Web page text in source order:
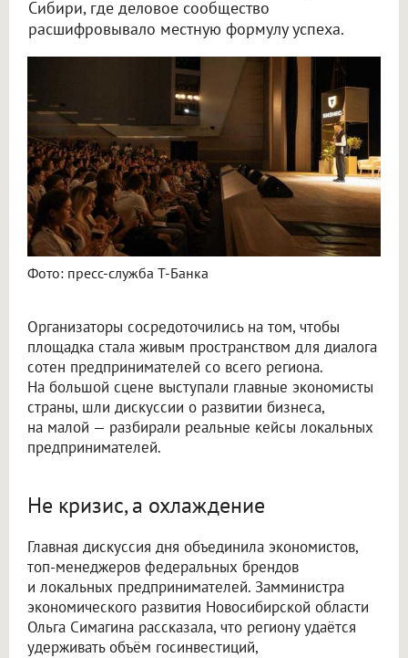
Сибири, где деловое сообщество
расшифровывало местную формулу успеха.
Фото: пресс-служба Т-Банка
Организаторы сосредоточились на том, чтобы
площадка стала живым пространством для диалога
сотен предпринимателей со всего региона.
На большой сцене выступали главные экономисты
страны, шли дискуссии о развитии бизнеса,
на малой — разбирали реальные кейсы локальных
предпринимателей.
Не кризис, а охлаждение
Главная дискуссия дня объединила экономистов,
топ-менеджеров федеральных брендов
и локальных предпринимателей. Замминистра
экономического развития Новосибирской области
Ольга Симагина рассказала, что региону удаётся
удерживать объём госинвестиций,